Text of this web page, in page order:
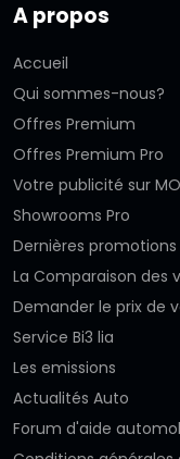
A propos
Accueil
Qui sommes-nous?
Offres Premium
Offres Premium Pro
Votre publicité sur
Showrooms Pro
Dernières promotions
La Comparaison des
Demander le prix de
Service Bi3 lia
Les emissions
Actualités Auto
Forum d'aide